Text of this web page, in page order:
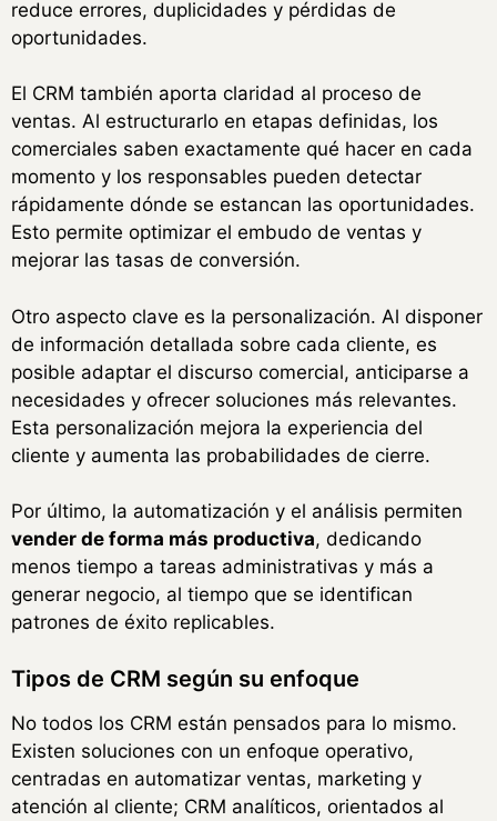
reduce errores, duplicidades y pérdidas de
oportunidades.
El CRM también aporta claridad al proceso de
ventas. Al estructurarlo en etapas definidas, los
comerciales saben exactamente qué hacer en cada
momento y los responsables pueden detectar
rápidamente dónde se estancan las oportunidades.
Esto permite optimizar el embudo de ventas y
mejorar las tasas de conversión.
Otro aspecto clave es la personalización. Al disponer
de información detallada sobre cada cliente, es
posible adaptar el discurso comercial, anticiparse a
necesidades y ofrecer soluciones más relevantes.
Esta personalización mejora la experiencia del
cliente y aumenta las probabilidades de cierre.
Por último, la automatización y el análisis permiten
vender de forma más productiva, dedicando
menos tiempo a tareas administrativas y más a
generar negocio, al tiempo que se identifican
patrones de éxito replicables.
Tipos de CRM según su enfoque
No todos los CRM están pensados para lo mismo.
Existen soluciones con un enfoque operativo,
centradas en automatizar ventas, marketing y
atención al cliente; CRM analíticos, orientados al